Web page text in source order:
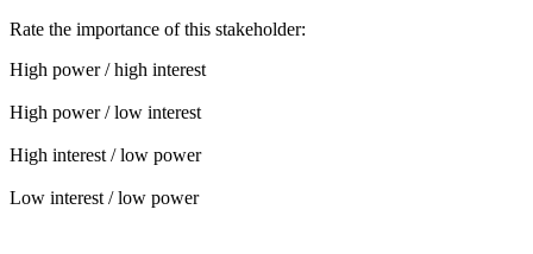
Rate the importance of this stakeholder:
High power / high interest
High power / low interest
High interest / low power
Low interest / low power